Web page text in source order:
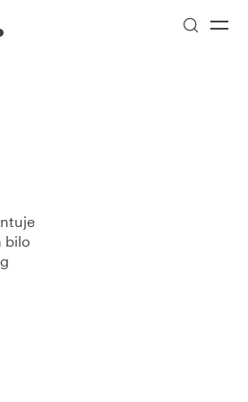
bilo